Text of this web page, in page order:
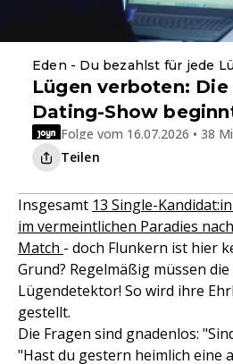
Eden - Du bezahlst für jede
Lügen verboten:
Dating-Show
Folge vom 16.07.2026 • 38
Teilen
Insgesamt 13 Single-
im vermeintlichen Paradies
Match - doch Flunkern ist hier
Grund? Regelmäßig müssen
Lügendetektor! So wird ihre
gestellt.
Die Fragen sind gnadenlos:
"Hast du gestern heimlich eine